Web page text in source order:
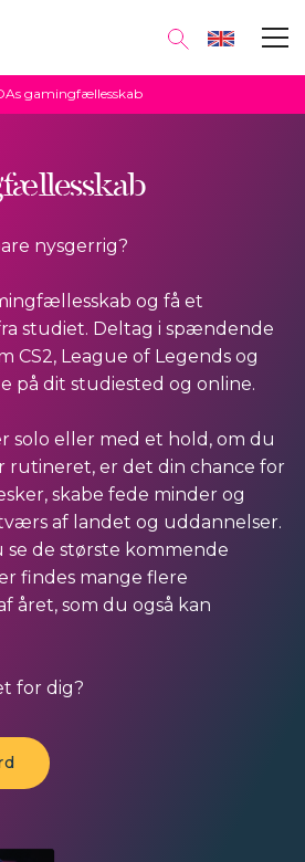
gamingfællesskab
nysgerrig?
og få et
studiet. Deltag i spændende
CS2, League of Legends og
på dit studiested og online.
solo eller med et hold, om du
rutineret, er det din chance for
skabe fede minder og
af landet og uddannelser.
se de største kommende
findes mange flere
året, som du også kan
for dig?